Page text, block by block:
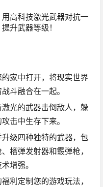
高科技激光武器对抗一
升武器等级！
家中打开，将现实世界
斗融合在一起。
光的武器击倒敌人，躲
击中生存下来。
级四种独特的武器，包
榴弹发射器和霰弹枪，
增强。
利定制您的游戏玩法，